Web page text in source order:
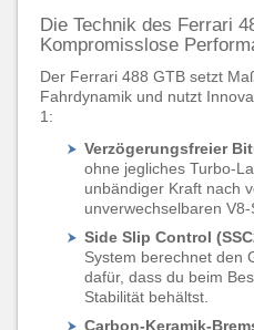
Die Technik des Ferrari
Kompromisslose
Der Ferrari 488 GTB setzt
Fahrdynamik und nutzt
1:
Verzögerungsfreier
ohne jegliches Turbo-
unbändiger Kraft nach
unverwechselbaren V8-
Side Slip Control
System berechnet den
dafür, dass du beim
Stabilität behältst.
Carbon-Keramik-